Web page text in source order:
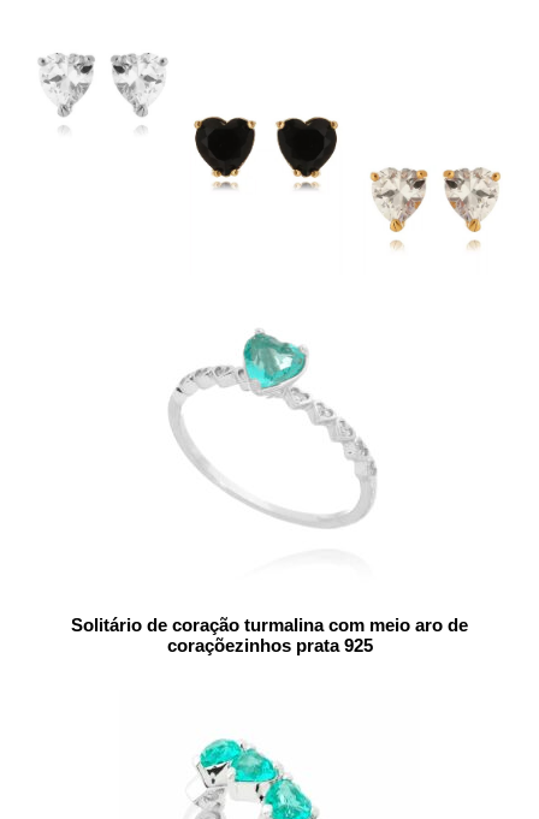
Solitário de coração turmalina com meio aro de
coraçõezinhos prata 925